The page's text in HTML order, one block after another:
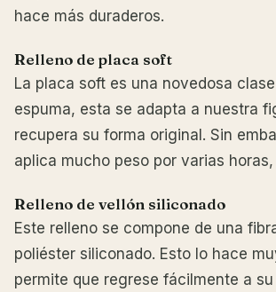
hace más duraderos.
Relleno de placa soft
La placa soft es una novedosa
espuma, esta se adapta a nuestra
recupera su forma original. Sin
aplica mucho peso por varias
Relleno de vellón siliconado
Este relleno se compone de una
poliéster siliconado. Esto lo hace
permite que regrese fácilmente a